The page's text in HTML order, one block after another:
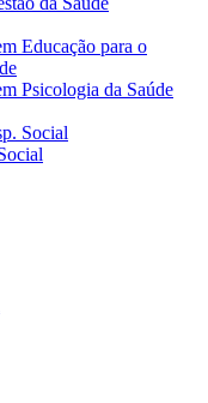
Educação para o
Psicologia da Saúde
Social